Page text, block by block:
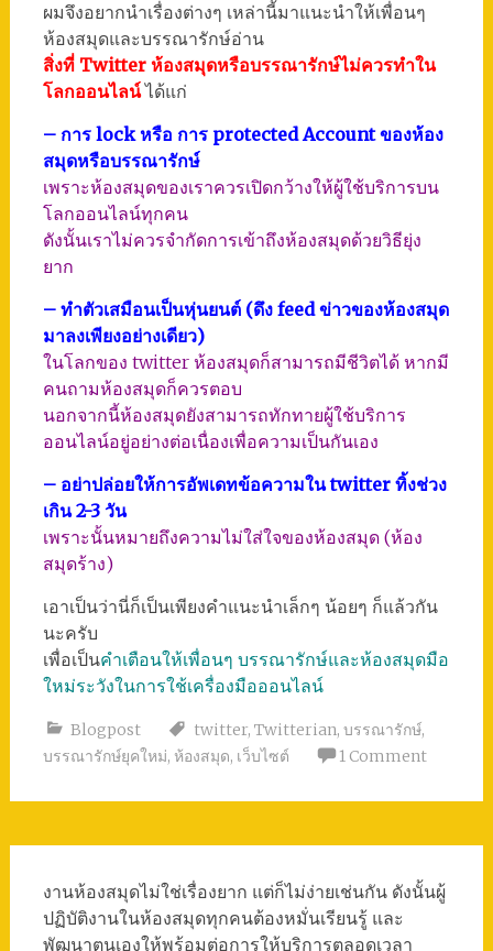
ผมจึงอยากนำเรื่องต่างๆ เหล่านี้มาแนะนำให้เพื่อนๆ
ห้องสมุดและบรรณารักษ์อ่าน
สิ่งที่ Twitter ห้องสมุดหรือบรรณารักษ์ไม่ควรทำใน
โลกออนไลน์ได้แก่
– การ lock หรือ การ protected Account ของห้อง
สมุดหรือบรรณารักษ์
เพราะห้องสมุดของเราควรเปิดกว้างให้ผู้ใช้บริการบน
โลกออนไลน์ทุกคน
ดังนั้นเราไม่ควรจำกัดการเข้าถึงห้องสมุดด้วยวิธียุ่ง
ยาก
– ทำตัวเสมือนเป็นหุ่นยนต์ (ดึง feed ข่าวของห้องสมุด
มาลงเพียงอย่างเดียว)
ในโลกของ twitter ห้องสมุดก็สามารถมีชีวิตได้ หากมี
คนถามห้องสมุดก็ควรตอบ
นอกจากนี้ห้องสมุดยังสามารถทักทายผู้ใช้บริการ
ออนไลน์อยู่อย่างต่อเนื่องเพื่อความเป็นกันเอง
– อย่าปล่อยให้การอัพเดทข้อความใน twitter ทิ้งช่วง
เกิน 2-3 วัน
เพราะนั้นหมายถึงความไม่ใส่ใจของห้องสมุด (ห้อง
สมุดร้าง)
เอาเป็นว่านี่ก็เป็นเพียงคำแนะนำเล็กๆ น้อยๆ ก็แล้วกัน
นะครับ
เพื่อเป็นคำเตือนให้เพื่อนๆ บรรณารักษ์และห้องสมุดมือ
ใหม่ระวังในการใช้เครื่องมือออนไลน์
Blogpost twitter, Twitterian, บรรณารักษ์,
บรรณารักษ์ยุคใหม่, ห้องสมุด, เว็บไซต์ 1 Comment
งานห้องสมุดไม่ใช่เรื่องยาก แต่ก็ไม่ง่ายเช่นกัน ดังนั้นผู้
ปฏิบัติงานในห้องสมุดทุกคนต้องหมั่นเรียนรู้ และ
พัฒนาตนเองให้พร้อมต่อการให้บริการตลอดเวลา